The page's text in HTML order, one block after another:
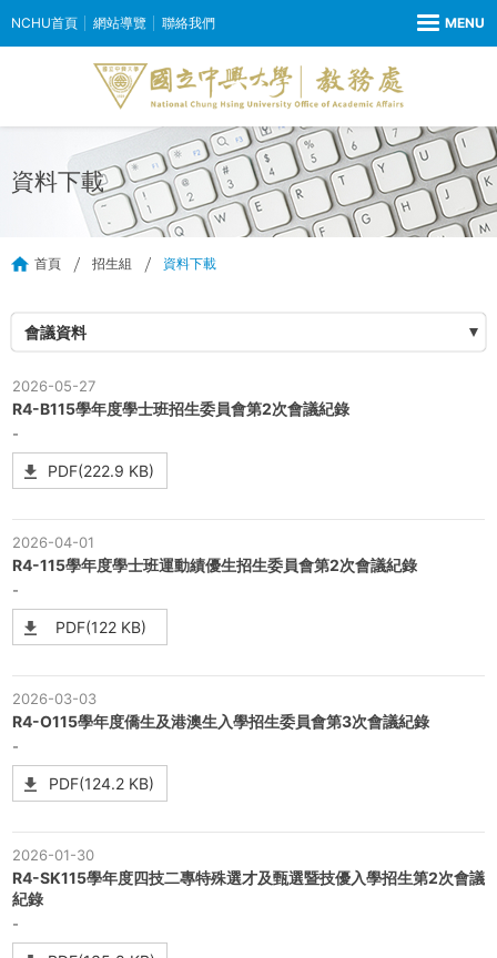
NCHU首頁 網站導覽 聯絡我們
資料下載
首頁 招生組 資料下載
會議資料
2026-05-27
R4-B115學年度學士班招生委員會第2次會議紀錄
-
PDF(222.9 KB)
2026-04-01
R4-115學年度學士班運動績優生招生委員會第2次會議紀錄
-
PDF(122 KB)
2026-03-03
R4-O115學年度僑生及港澳生入學招生委員會第3次會議紀錄
-
PDF(124.2 KB)
2026-01-30
R4-SK115學年度四技二專特殊選才及甄選暨技優入學招生第2次會議
紀錄
-